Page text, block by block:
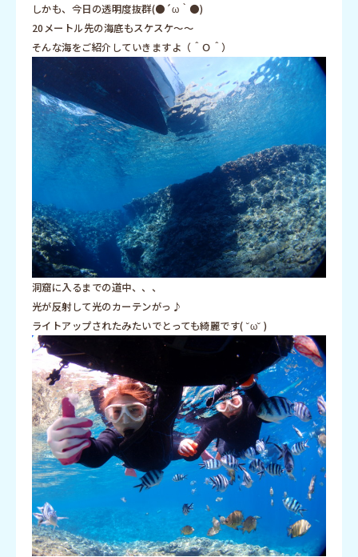
しかも、今日の透明度抜群(●´ω｀●)
20メートル先の海底もスケスケ〜〜
そんな海をご紹介していきますよ（＾Ｏ＾）
洞窟に入るまでの道中、、、
光が反射して光のカーテンがっ♪
ライトアップされたみたいでとっても綺麗です( ˘ω˘ )